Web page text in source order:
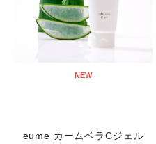
NEW
eume カームベラCジェル